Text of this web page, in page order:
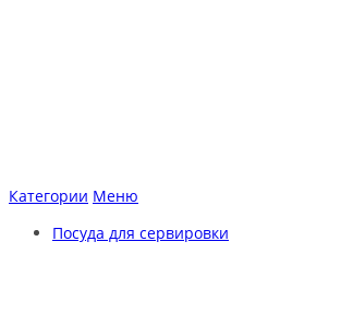
Категории Меню
Посуда для сервировки